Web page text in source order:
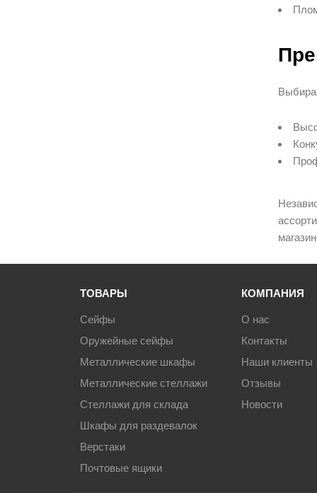
ТОВАРЫ
Сейфы
Оружейные сейфы
Металлические шкафы
Металлические стеллажи
Стеллажи для склада
Шкафы для раздевалок
Верстаки
Почтовые ящики
КОМПАНИЯ
О нас
Контакты
Наши клиенты
Отзывы
Новости